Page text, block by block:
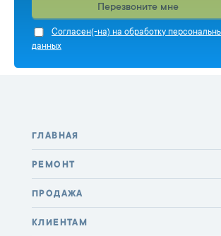
Перезвоните мне
Cогласен(-на) на обработку
данных
ГЛАВНАЯ
РЕМОНТ
ПРОДАЖА
КЛИЕНТАМ